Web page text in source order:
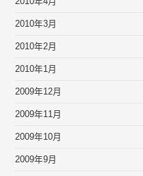
2010年3月
2010年2月
2010年1月
2009年12月
2009年11月
2009年10月
2009年9月